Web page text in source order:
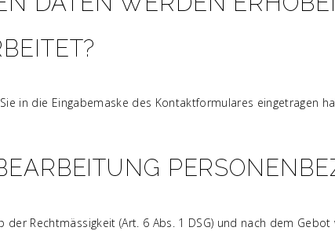
in die Eingabemaske des Kontaktformulares eingetragen
Rechtmässigkeit (Art. 6 Abs. 1 DSG) und nach dem Gebot